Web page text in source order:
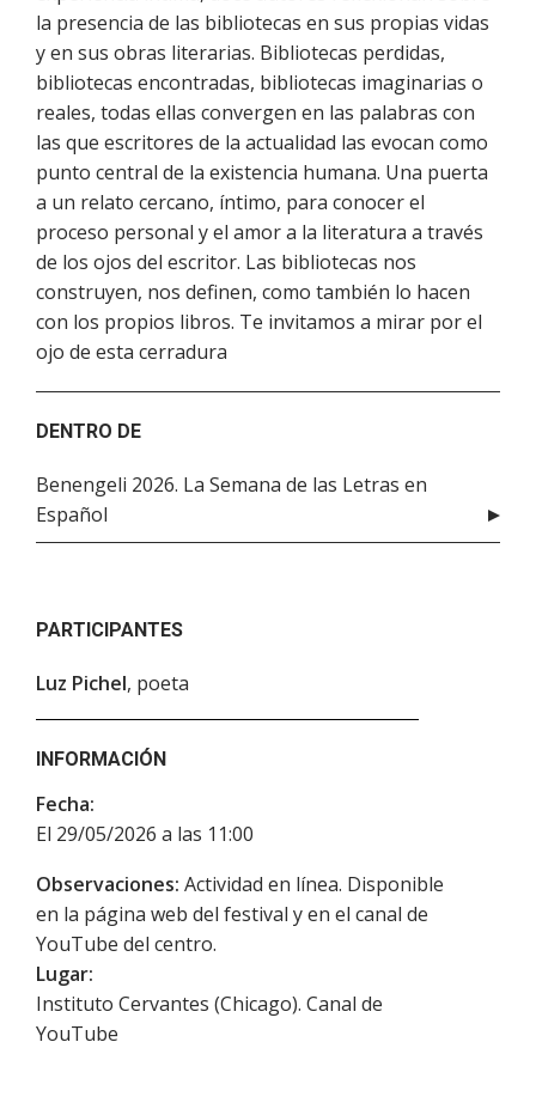
la presencia de las bibliotecas en sus propias vidas
y en sus obras literarias. Bibliotecas perdidas,
bibliotecas encontradas, bibliotecas imaginarias o
reales, todas ellas convergen en las palabras con
las que escritores de la actualidad las evocan como
punto central de la existencia humana. Una puerta
a un relato cercano, íntimo, para conocer el
proceso personal y el amor a la literatura a través
de los ojos del escritor. Las bibliotecas nos
construyen, nos definen, como también lo hacen
con los propios libros. Te invitamos a mirar por el
ojo de esta cerradura
DENTRO DE
Benengeli 2026. La Semana de las Letras en
Español
PARTICIPANTES
Luz Pichel, poeta
INFORMACIÓN
Fecha:
El 29/05/2026 a las 11:00
Observaciones: Actividad en línea. Disponible
en la página web del festival y en el canal de
YouTube del centro.
Lugar:
Instituto Cervantes (Chicago). Canal de
YouTube